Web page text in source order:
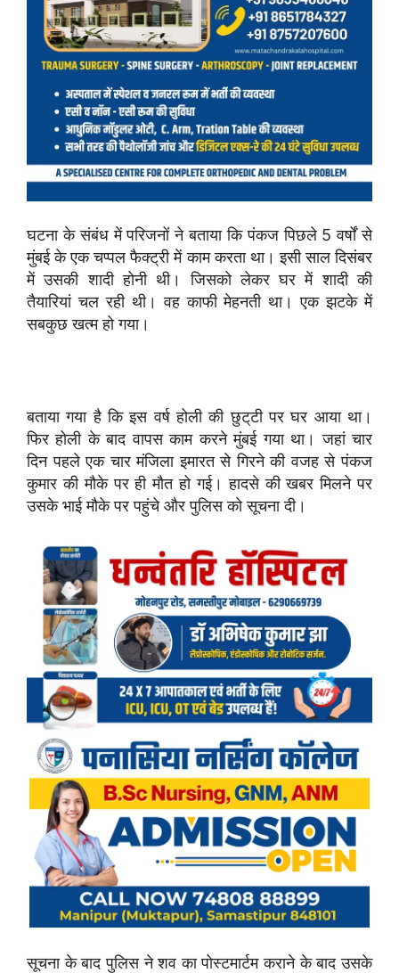
घटना के संबंध में परिजनों ने बताया कि पंकज पिछले 5 वर्षों से
मुंबई के एक चप्पल फैक्ट्री में काम करता था। इसी साल दिसंबर
में उसकी शादी होनी थी। जिसको लेकर घर में शादी की
तैयारियां चल रही थी। वह काफी मेहनती था। एक झटके में
सबकुछ खत्म हो गया।
बताया गया है कि इस वर्ष होली की छुट्‌टी पर घर आया था।
फिर होली के बाद वापस काम करने मुंबई गया था। जहां चार
दिन पहले एक चार मंजिला इमारत से गिरने की वजह से पंकज
कुमार की मौके पर ही मौत हो गई। हादसे की खबर मिलने पर
उसके भाई मौके पर पहुंचे और पुलिस को सूचना दी।
सूचना के बाद पुलिस ने शव का पोस्टमार्टम कराने के बाद उसके